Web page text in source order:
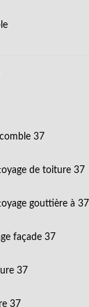
37
de toiture 37
gouttière à 37
façade 37
37
37